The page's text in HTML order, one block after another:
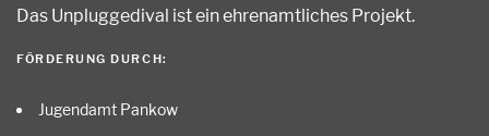
Das Unpluggedival ist ein ehrenamtliches Projekt.
FÖRDERUNG DURCH:
Jugendamt Pankow